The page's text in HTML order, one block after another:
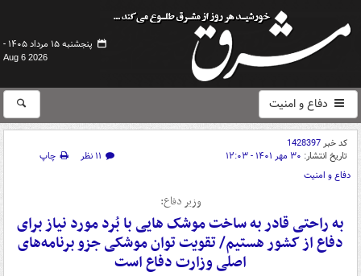
پنجشنبه ۱۵ مرداد ۱۴۰۵ -
Aug 6 2026
دفاع و امنیت
کد خبر1428397
تاریخ انتشار: ۳۰ مهر ۱۴۰۱ - ۱۲:۰۳ ۱۱ نظر
چاپ
دفاع و امنیت
وزیر دفاع:
به راحتی قادر به ساخت موشک هایی با بُرد مورد نیاز برای
دفاع از کشور هستیم/ تقویت توان موشکی جزو برنامه‌های
اصلی وزارت دفاع است